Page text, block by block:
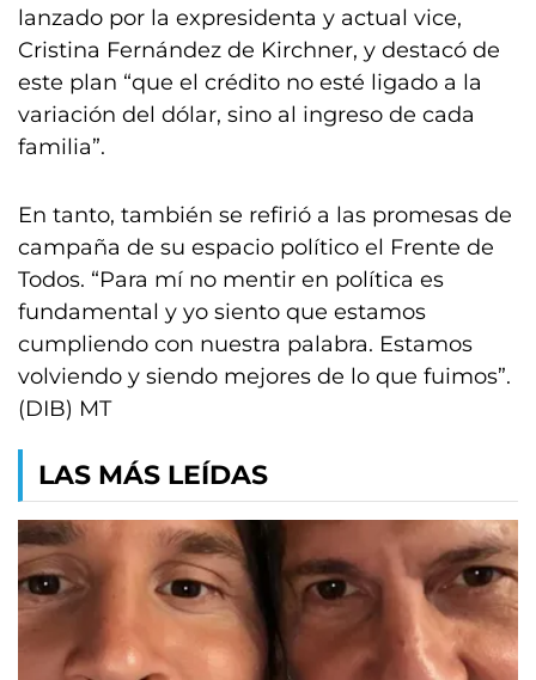
lanzado por la expresidenta y actual vice,
Cristina Fernández de Kirchner, y destacó de
este plan “que el crédito no esté ligado a la
variación del dólar, sino al ingreso de cada
familia”.
En tanto, también se refirió a las promesas de
campaña de su espacio político el Frente de
Todos. “Para mí no mentir en política es
fundamental y yo siento que estamos
cumpliendo con nuestra palabra. Estamos
volviendo y siendo mejores de lo que fuimos”.
(DIB) MT
LAS MÁS LEÍDAS